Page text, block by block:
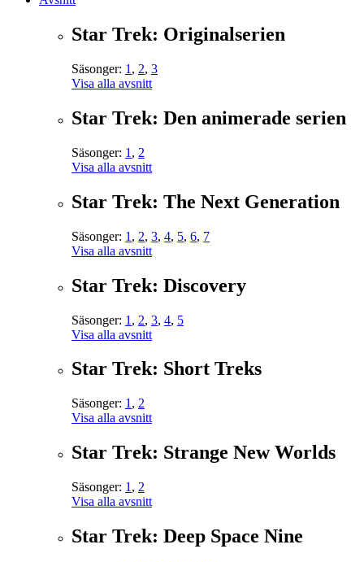
Star Trek: Originalserien
Säsonger: 1 , 2, 3
Visa alla avsnitt
Star Trek: Den animerade serien
Säsonger: 1 , 2
Visa alla avsnitt
Star Trek: The Next Generation
Säsonger: 1 , 2, 3, 4, 5, 6, 7
Visa alla avsnitt
Star Trek: Discovery
Säsonger: 1 , 2, 3, 4, 5
Visa alla avsnitt
Star Trek: Short Treks
Säsonger: 1 , 2
Visa alla avsnitt
Star Trek: Strange New Worlds
Säsonger: 1 , 2
Visa alla avsnitt
Star Trek: Deep Space Nine